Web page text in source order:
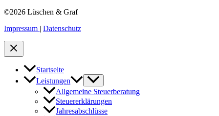
©2026 Lüschen & Graf
Impressum | Datenschutz
Startseite
Leistungen
Allgemeine Steuerberatung
Steuererklärungen
Jahresabschlüsse